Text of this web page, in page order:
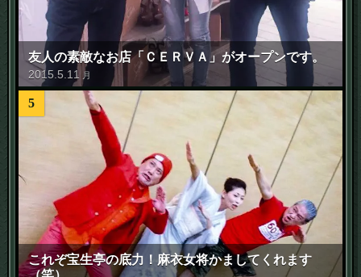
友人の素敵なお店「ＣＥＲＶＡ」がオープンです。
2015 5 11 月
5
これぞ宝生亭の底力！麻衣女将かましてくれます